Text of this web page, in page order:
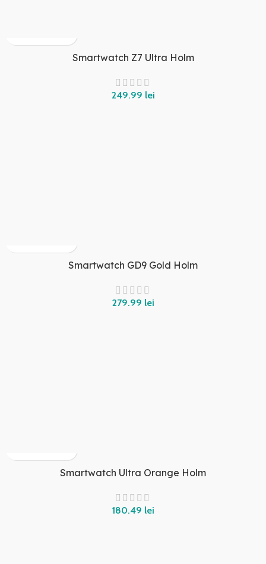
Smartwatch Z7 Ultra Holm
lei
Smartwatch GD9 Gold Holm
lei
Smartwatch Ultra Orange Holm
lei